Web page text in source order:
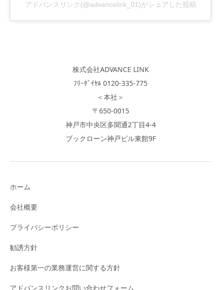
アドバンスリンク(@advancelink_01)がシェアした投稿
株式会社ADVANCE LINK
ﾌﾘｰﾀﾞｲﾔﾙ 0120-335-775
＜本社＞
〒650-0015
神戸市中央区多聞通2丁目4-4
ブックローン神戸ビル東館9F
ホーム
会社概要
プライバシーポリシー
勧誘方針
お客様第一の業務運営に関する方針
アドバンスリンクお問い合わせフォーム